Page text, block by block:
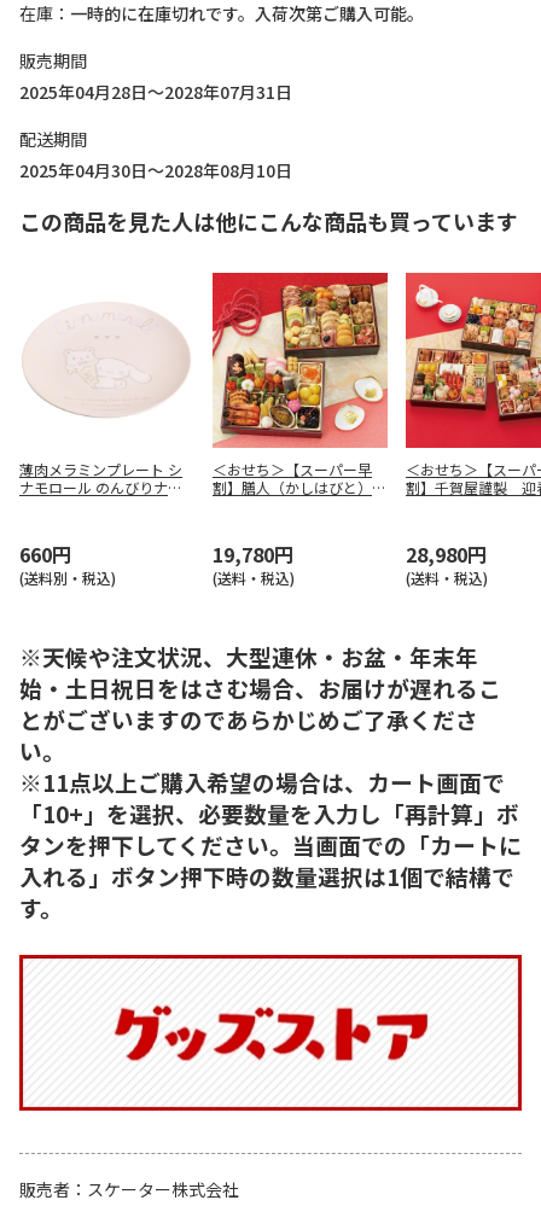
在庫
一時的に在庫切れです。入荷次第ご購入可能。
販売期間
2025年04月28日～2028年07月31日
配送期間
2025年04月30日～2028年08月10日
この商品を見た人は他にこんな商品も買っています
薄肉メラミンプレート シ
ナモロール のんびりナチ
660円
(送料別・税込)
＜おせち＞【スーパー早
割】膳人（かしはびと）
19,780円
(送料・税込)
＜おせち＞【スーパ
割】千賀屋謹製 迎
28,980円
(送料・税込)
※天候や注文状況、大型連休・お盆・年末年
始・土日祝日をはさむ場合、お届けが遅れるこ
とがございますのであらかじめご了承くださ
い。
※11点以上ご購入希望の場合は、カート画面で
「10+」を選択、必要数量を入力し「再計算」ボ
タンを押下してください。当画面での「カートに
入れる」ボタン押下時の数量選択は1個で結構で
す。
販売者
スケーター株式会社